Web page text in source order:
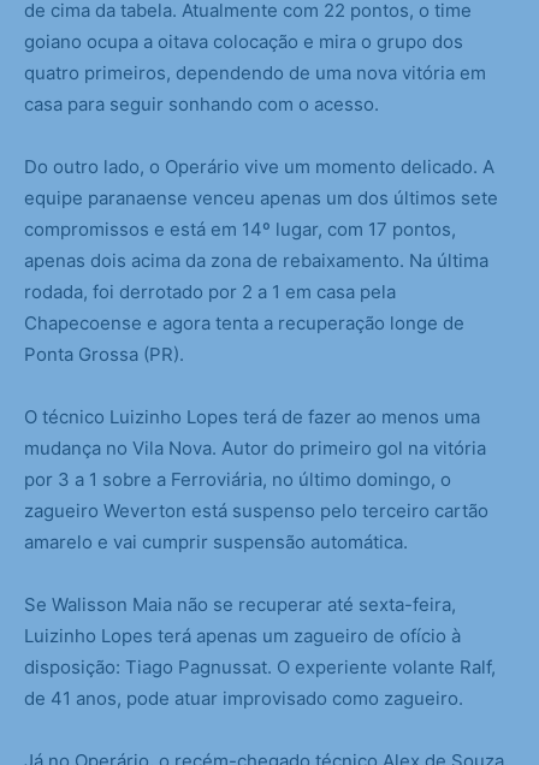
de cima da tabela. Atualmente com 22 pontos, o time
goiano ocupa a oitava colocação e mira o grupo dos
quatro primeiros, dependendo de uma nova vitória em
casa para seguir sonhando com o acesso.
Do outro lado, o Operário vive um momento delicado. A
equipe paranaense venceu apenas um dos últimos sete
compromissos e está em 14º lugar, com 17 pontos,
apenas dois acima da zona de rebaixamento. Na última
rodada, foi derrotado por 2 a 1 em casa pela
Chapecoense e agora tenta a recuperação longe de
Ponta Grossa (PR).
O técnico Luizinho Lopes terá de fazer ao menos uma
mudança no Vila Nova. Autor do primeiro gol na vitória
por 3 a 1 sobre a Ferroviária, no último domingo, o
zagueiro Weverton está suspenso pelo terceiro cartão
amarelo e vai cumprir suspensão automática.
Se Walisson Maia não se recuperar até sexta-feira,
Luizinho Lopes terá apenas um zagueiro de ofício à
disposição: Tiago Pagnussat. O experiente volante Ralf,
de 41 anos, pode atuar improvisado como zagueiro.